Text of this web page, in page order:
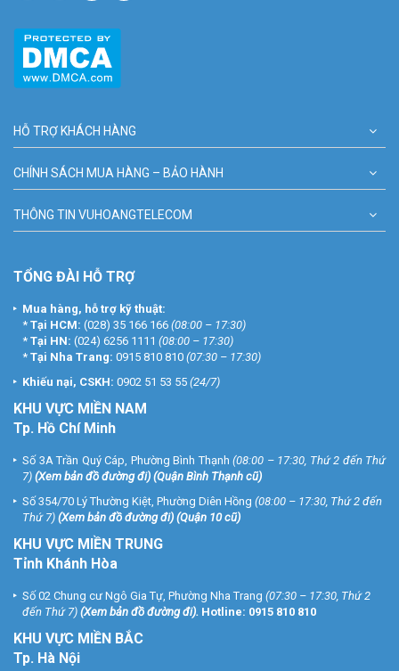
HỖ TRỢ KHÁCH HÀNG
CHÍNH SÁCH MUA HÀNG – BẢO HÀNH
THÔNG TIN VUHOANGTELECOM
TỔNG ĐÀI HỖ TRỢ
Mua hàng, hỗ trợ kỹ thuật:
* Tại HCM: (028) 35 166 166 (08:00 – 17:30)
* Tại HN: (024) 6256 1111 (08:00 – 17:30)
* Tại Nha Trang: 0915 810 810 (07:30 – 17:30)
Khiếu nại, CSKH: 0902 51 53 55 (24/7)
KHU VỰC MIỀN NAM
Tp. Hồ Chí Minh
Số 3A Trần Quý Cáp, Phường Bình Thạnh (08:00 – 17:30, Thứ 2 đến Thứ
7) (Xem bản đồ đường đi) (Quận Bình Thạnh cũ)
Số 354/70 Lý Thường Kiệt, Phường Diên Hồng (08:00 – 17:30, Thứ 2 đến
Thứ 7) (Xem bản đồ đường đi) (Quận 10 cũ)
KHU VỰC MIỀN TRUNG
Tỉnh Khánh Hòa
Số 02 Chung cư Ngô Gia Tự, Phường Nha Trang (07:30 – 17:30, Thứ 2
đến Thứ 7) (Xem bản đồ đường đi). Hotline: 0915 810 810
KHU VỰC MIỀN BẮC
Tp. Hà Nội